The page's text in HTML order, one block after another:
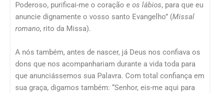
Poderoso, purificai-me o coração e os lábios, para que eu
anuncie dignamente o vosso santo Evangelho” (Missal
romano, rito da Missa).
A nós também, antes de nascer, já Deus nos confiava os
dons que nos acompanhariam durante a vida toda para
que anunciássemos sua Palavra. Com total confiança em
sua graça, digamos também: “Senhor, eis-me aqui para